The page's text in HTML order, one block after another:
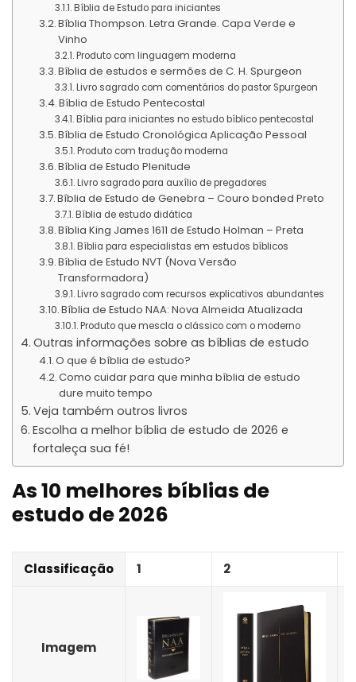
Bíblia de Estudo para iniciantes
Bíblia Thompson. Letra Grande. Capa Verde e
Vinho
Produto com linguagem moderna
Bíblia de estudos e sermões de C. H. Spurgeon
Livro sagrado com comentários do pastor Spurgeon
Bíblia de Estudo Pentecostal
Bíblia para iniciantes no estudo bíblico pentecostal
Bíblia de Estudo Cronológica Aplicação Pessoal
Produto com tradução moderna
Bíblia de Estudo Plenitude
Livro sagrado para auxílio de pregadores
Bíblia de Estudo de Genebra – Couro bonded Preto
Bíblia de estudo didática
Bíblia King James 1611 de Estudo Holman – Preta
Bíblia para especialistas em estudos bíblicos
Bíblia de Estudo NVT (Nova Versão
Transformadora)
Livro sagrado com recursos explicativos abundantes
Bíblia de Estudo NAA: Nova Almeida Atualizada
Produto que mescla o clássico com o moderno
Outras informações sobre as bíblias de estudo
O que é bíblia de estudo?
Como cuidar para que minha bíblia de estudo
dure muito tempo
Veja também outros livros
Escolha a melhor bíblia de estudo de 2026 e
fortaleça sua fé!
As 10 melhores bíblias de
estudo de 2026
Classificação 1 2
Imagem